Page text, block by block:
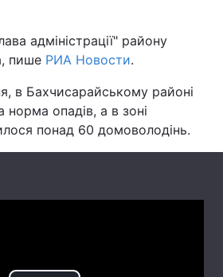
Світ
Наука
Лайт
Туризм
Регіони
адміністрації" району
пише РИА Новости.
в Бахчисарайському районі
норма опадів, а в зоні
понад 60 домоволодінь.